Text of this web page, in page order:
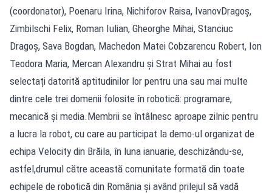
(coordonator), Poenaru Irina, Nichiforov Raisa, IvanovDragoș,
Zimbilschi Felix, Roman Iulian, Gheorghe Mihai, Stanciuc
Dragoș, Sava Bogdan, Machedon Matei Cobzarencu Robert, Ion
Teodora Maria, Mercan Alexandru şi Strat Mihai au fost
selectați datorită aptitudinilor lor pentru una sau mai multe
dintre cele trei domenii folosite în robotică: programare,
mecanică şi media.Membrii se întâlnesc aproape zilnic pentru
a lucra la robot, cu care au participat la demo-ul organizat de
echipa Velocity din Brăila, în luna ianuarie, deschizându-se,
astfel,drumul către această comunitate formată din toate
echipele de robotică din România și având prilejul să vadă